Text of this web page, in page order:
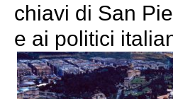
chiavi di San
e ai politici